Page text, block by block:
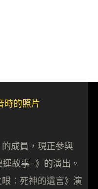
成員，現正參與
故事-》的演出。
：死神的遺言》演